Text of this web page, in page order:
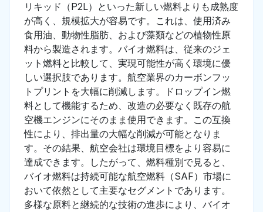
リキッド（P2L）といった新しい燃料よりも成熟度
が高く、規模拡大が容易です。これは、使用済み
食用油、動物性脂肪、および藻類などの植物性原
料から製造されます。バイオ燃料は、従来のジェ
ット燃料と比較して、実現可能性が高く環境に優
しい選択肢であります。航空業界のカーボンフッ
トプリントを大幅に削減します。ドロップイン燃
料として機能するため、改造の必要なく既存の航
空機エンジンにそのまま使用できます。この互換
性により、排出量の大幅な削減が可能となりま
す。その結果、航空会社は環境目標をより容易に
達成できます。したがって、燃料種別で見ると、
バイオ燃料は持続可能な航空燃料（SAF）市場に
おいて依然として主要なセグメントであります。
多様な原料と継続的な技術の進歩により、バイオ